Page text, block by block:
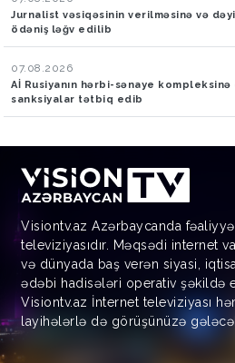
Jurnalist vəsiqəsinin verilməsinə və
ödəniş ləğv edilib
07.08.2026
Aİ Rusiyanın hərbi-sənaye kompleksinə
sanksiyalar tətbiq edib
Visiontv.az Azərbaycanda
televiziyasıdır. Məqsədi internet
və dünyada baş verən siyasi,
ədəbi hadisələri operativ şəkildə
Visiontv.az İnternet televiziyası
layihələrlə də görüşünüzə